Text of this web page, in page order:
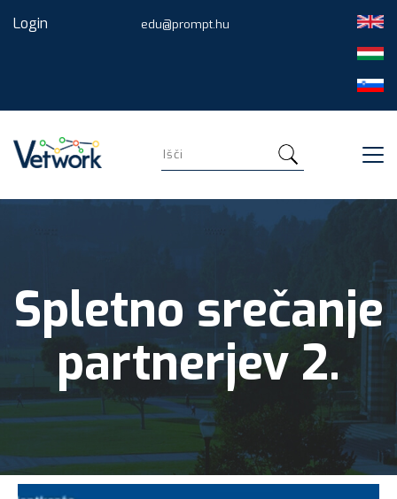
Login edu@prompt.hu
Išči
Spletno srečanje
partnerjev 2.